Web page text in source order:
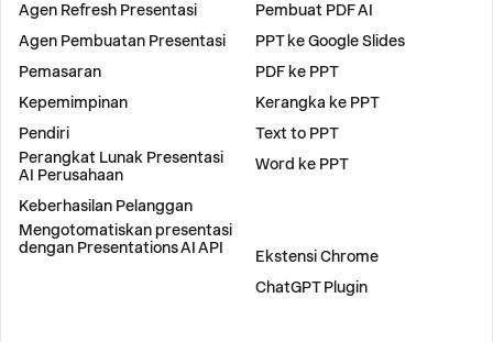
Agen Refresh Presentasi
Agen Pembuatan Presentasi
Pemasaran
Kepemimpinan
Pendiri
Perangkat Lunak Presentasi
AI Perusahaan
Keberhasilan Pelanggan
Mengotomatiskan presentasi
dengan Presentations AI API
Pembuat PDF AI
PPT ke Google Slides
PDF ke PPT
Kerangka ke PPT
Text to PPT
Word ke PPT
Ekstensi Chrome
ChatGPT Plugin